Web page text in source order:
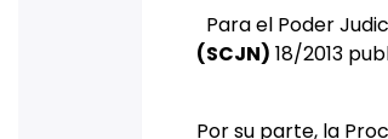
Para el Poder
(SCJN) 18/2013
Por su parte, la